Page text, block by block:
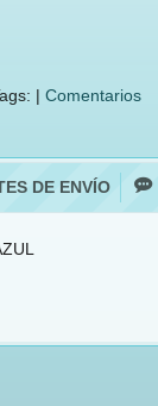
| Comentarios
DE ENVÍO